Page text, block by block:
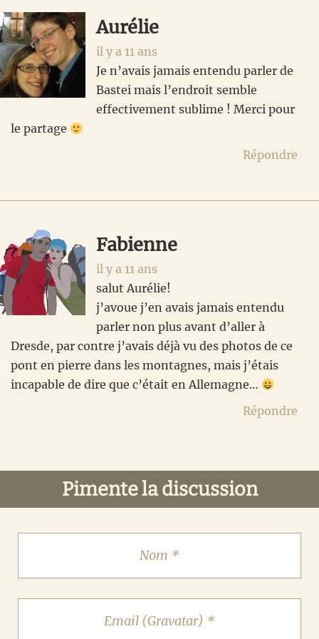
Aurélie
il y a 11 ans
Je n’avais jamais entendu parler de
Bastei mais l’endroit semble
effectivement sublime ! Merci pour
le partage
Répondre
Fabienne
il y a 11 ans
salut Aurélie!
j’avoue j’en avais jamais entendu
parler non plus avant d’aller à
Dresde, par contre j’avais déjà vu des photos de ce
pont en pierre dans les montagnes, mais j’étais
incapable de dire que c’était en Allemagne…
Répondre
Pimente la discussion